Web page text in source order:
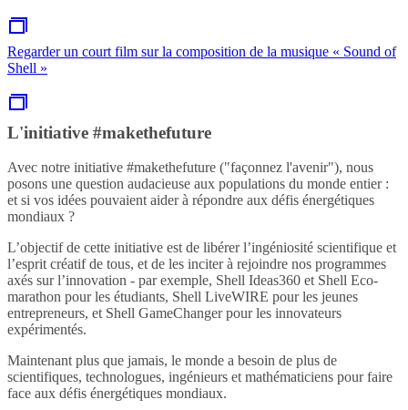
Regarder un court film sur la composition de la musique « Sound of
Shell »
L'initiative #makethefuture
Avec notre initiative #makethefuture ("façonnez l'avenir"), nous
posons une question audacieuse aux populations du monde entier :
et si vos idées pouvaient aider à répondre aux défis énergétiques
mondiaux ?
L’objectif de cette initiative est de libérer l’ingéniosité scientifique et
l’esprit créatif de tous, et de les inciter à rejoindre nos programmes
axés sur l’innovation - par exemple, Shell Ideas360 et Shell Eco-
marathon pour les étudiants, Shell LiveWIRE pour les jeunes
entrepreneurs, et Shell GameChanger pour les innovateurs
expérimentés.
Maintenant plus que jamais, le monde a besoin de plus de
scientifiques, technologues, ingénieurs et mathématiciens pour faire
face aux défis énergétiques mondiaux.